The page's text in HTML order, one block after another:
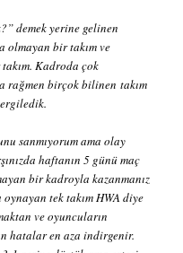
demek yerine gelinen
olmayan bir takım ve
Kadroda çok
rağmen birçok bilinen takım
sanmıyorum ama olay
haftanın 5 günü maç
bir kadroyla kazanmanız
tek takım HWA diye
ve oyuncuların
hatalar en aza indirgenir.